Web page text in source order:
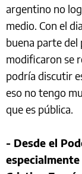
argentino no
medio. Con el
buena parte del
modificaron se
podría discutir
eso no tengo
que es pública.
- Desde el